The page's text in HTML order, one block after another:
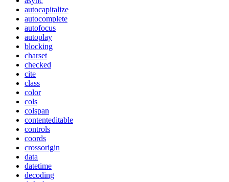
autocapitalize
autocomplete
autofocus
autoplay
blocking
charset
checked
cite
class
color
cols
colspan
contenteditable
controls
coords
crossorigin
data
datetime
decoding